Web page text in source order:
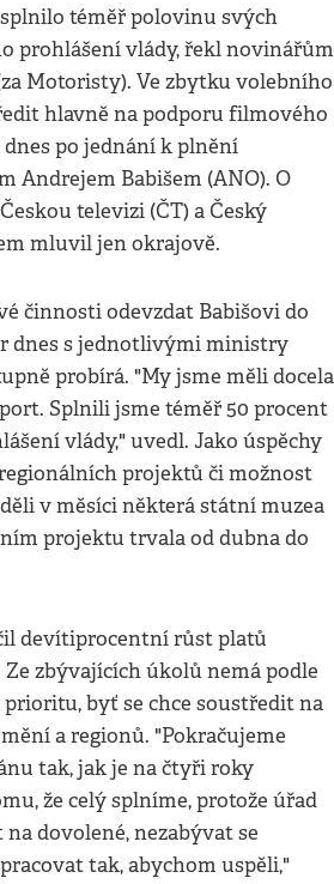
téměř polovinu svých
prohlášení vlády, řekl novinářům
Motoristy). Ve zbytku volebního
hlavně na podporu filmového
po jednání k plnění
Andrejem Babišem (ANO). O
televizi (ČT) a Český
mluvil jen okrajově.
činnosti odevzdat Babišovi do
dnes s jednotlivými ministry
probírá. "My jsme měli docela
Splnili jsme téměř 50 procent
vlády," uvedl. Jako úspěchy
projektů či možnost
v měsíci některá státní muzea
projektu trvala od dubna do
devítiprocentní růst platů
zbývajících úkolů nemá podle
byť se chce soustředit na
a regionů. "Pokračujeme
tak, jak je na čtyři roky
že celý splníme, protože úřad
dovolené, nezabývat se
tak, abychom uspěli,"